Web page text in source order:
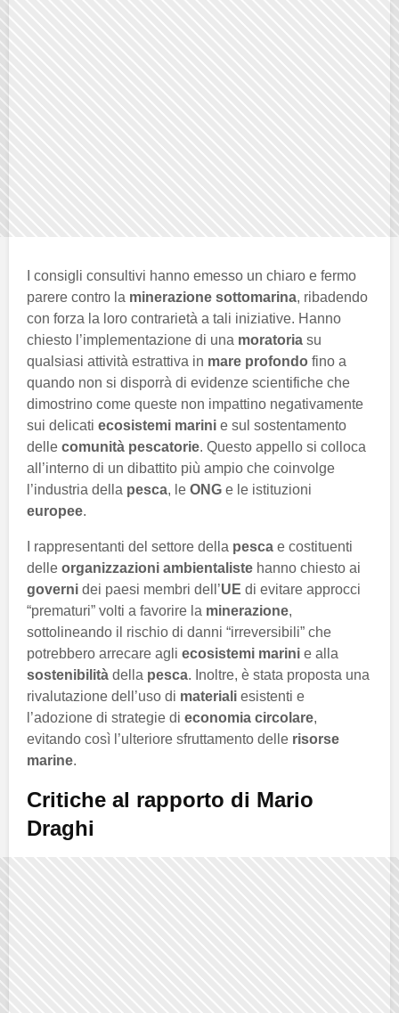
I consigli consultivi hanno emesso un chiaro e fermo
parere contro la minerazione sottomarina, ribadendo
con forza la loro contrarietà a tali iniziative. Hanno
chiesto l’implementazione di una moratoria su
qualsiasi attività estrattiva in mare profondo fino a
quando non si disporrà di evidenze scientifiche che
dimostrino come queste non impattino negativamente
sui delicati ecosistemi marini e sul sostentamento
delle comunità pescatorie. Questo appello si colloca
all’interno di un dibattito più ampio che coinvolge
l’industria della pesca, le ONG e le istituzioni
europee.
I rappresentanti del settore della pesca e costituenti
delle organizzazioni ambientaliste hanno chiesto ai
governi dei paesi membri dell’UE di evitare approcci
“prematuri” volti a favorire la minerazione,
sottolineando il rischio di danni “irreversibili” che
potrebbero arrecare agli ecosistemi marini e alla
sostenibilità della pesca. Inoltre, è stata proposta una
rivalutazione dell’uso di materiali esistenti e
l’adozione di strategie di economia circolare,
evitando così l’ulteriore sfruttamento delle risorse
marine.
Critiche al rapporto di Mario
Draghi